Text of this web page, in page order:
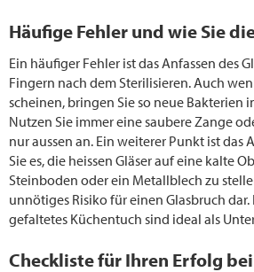
Häufige Fehler und wie Sie
Ein häufiger Fehler ist das Anfassen des
Fingern nach dem Sterilisieren. Auch
scheinen, bringen Sie so neue Bakterien
Nutzen Sie immer eine saubere Zange
nur aussen an. Ein weiterer Punkt ist das
Sie es, die heissen Gläser auf eine kalte
Steinboden oder ein Metallblech zu
unnötiges Risiko für einen Glasbruch
gefaltetes Küchentuch sind ideal als
Checkliste für Ihren Erfolg